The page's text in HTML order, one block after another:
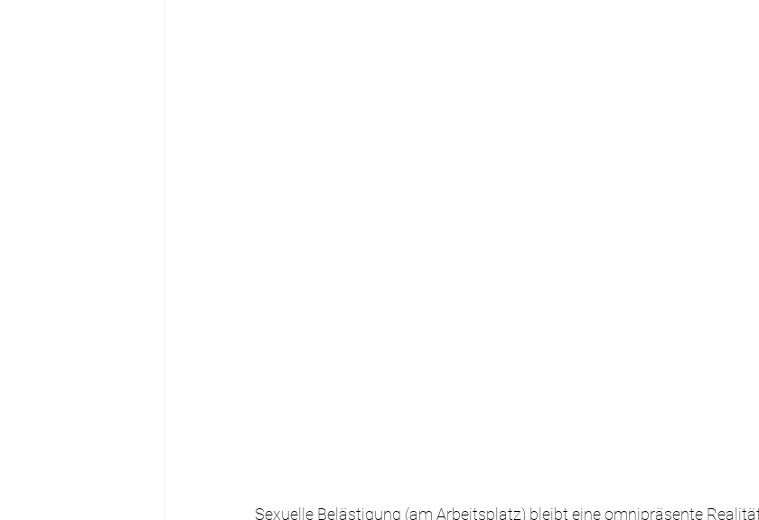
Sexuelle Belästigung (am Arbeitsplatz) bleibt eine omnipräsente